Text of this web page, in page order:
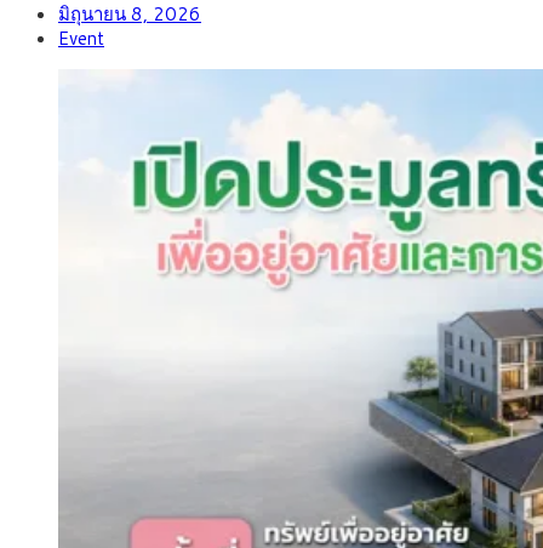
มิถุนายน 8, 2026
Event